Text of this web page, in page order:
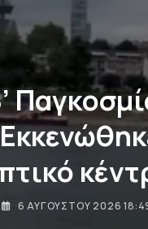
6 ΑΥΓΟΎΣΤΟΥ 2026